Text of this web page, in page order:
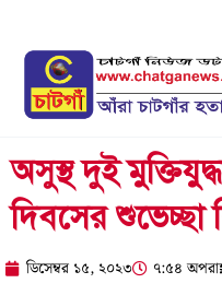
content
অসুস্থ দুই
দিবসের শুভেচ্ছা
ডিসেম্বর ১৫, ২০২৩ ৭:৫৪